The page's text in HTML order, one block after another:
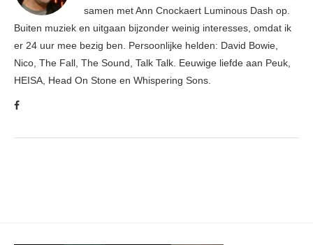
samen met Ann Cnockaert Luminous Dash op.
Buiten muziek en uitgaan bijzonder weinig interesses, omdat ik
er 24 uur mee bezig ben. Persoonlijke helden: David Bowie,
Nico, The Fall, The Sound, Talk Talk. Eeuwige liefde aan Peuk,
HEISA, Head On Stone en Whispering Sons.